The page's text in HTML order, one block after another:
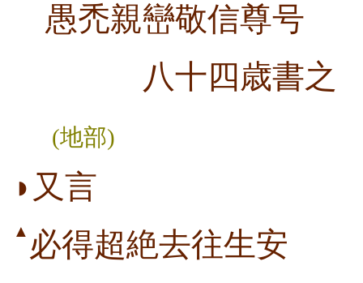
愚禿親巒敬信尊号
八十四歳書之
(地部)
◗又言
▲ 必得超絶去往生安